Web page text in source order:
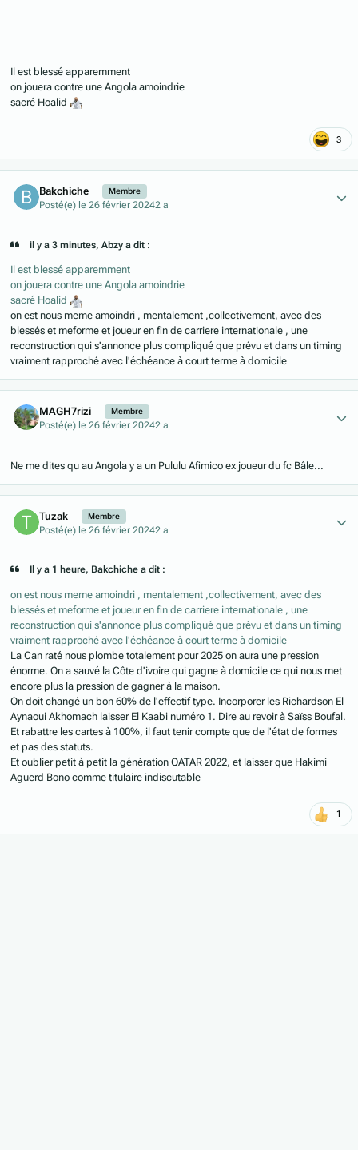
Il est blessé apparemment
on jouera contre une Angola amoindrie
sacré Hoalid
3
Bakchiche Membre
Posté(e) le 26 février 20242 a
il y a 3 minutes, Abzy a dit :
Il est blessé apparemment
on jouera contre une Angola amoindrie
sacré Hoalid
on est nous meme amoindri , mentalement ,collectivement, avec des
blessés et meforme et joueur en fin de carriere internationale , une
reconstruction qui s'annonce plus compliqué que prévu et dans un timing
vraiment rapproché avec l'échéance à court terme à domicile
MAGH7rizi Membre
Posté(e) le 26 février 20242 a
Ne me dites qu au Angola y a un Pululu Afimico ex joueur du fc Bâle...
Tuzak Membre
Posté(e) le 26 février 20242 a
Il y a 1 heure, Bakchiche a dit :
on est nous meme amoindri , mentalement ,collectivement, avec des
blessés et meforme et joueur en fin de carriere internationale , une
reconstruction qui s'annonce plus compliqué que prévu et dans un timing
vraiment rapproché avec l'échéance à court terme à domicile
La Can raté nous plombe totalement pour 2025 on aura une pression
énorme. On a sauvé la Côte d'ivoire qui gagne à domicile ce qui nous met
encore plus la pression de gagner à la maison.
On doit changé un bon 60% de l'effectif type. Incorporer les Richardson El
Aynaoui Akhomach laisser El Kaabi numéro 1. Dire au revoir à Saïss Boufal.
Et rabattre les cartes à 100%, il faut tenir compte que de l'état de formes
et pas des statuts.
Et oublier petit à petit la génération QATAR 2022, et laisser que Hakimi
Aguerd Bono comme titulaire indiscutable
1